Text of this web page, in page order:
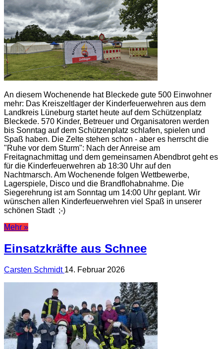
An diesem Wochenende hat Bleckede gute 500 Einwohner
mehr: Das Kreiszeltlager der Kinderfeuerwehren aus dem
Landkreis Lüneburg startet heute auf dem Schützenplatz
Bleckede. 570 Kinder, Betreuer und Organisatoren werden
bis Sonntag auf dem Schützenplatz schlafen, spielen und
Spaß haben. Die Zelte stehen schon - aber es herrscht die
"Ruhe vor dem Sturm": Nach der Anreise am
Freitagnachmittag und dem gemeinsamen Abendbrot geht es
für die Kinderfeuerwehren ab 18:30 Uhr auf den
Nachtmarsch. Am Wochenende folgen Wettbewerbe,
Lagerspiele, Disco und die Brandflohabnahme. Die
Siegerehrung ist am Sonntag um 14:00 Uhr geplant. Wir
wünschen allen Kinderfeuerwehren viel Spaß in unserer
schönen Stadt ;-)
Mehr »
Einsatzkräfte aus Schnee
Carsten Schmidt 14. Februar 2026